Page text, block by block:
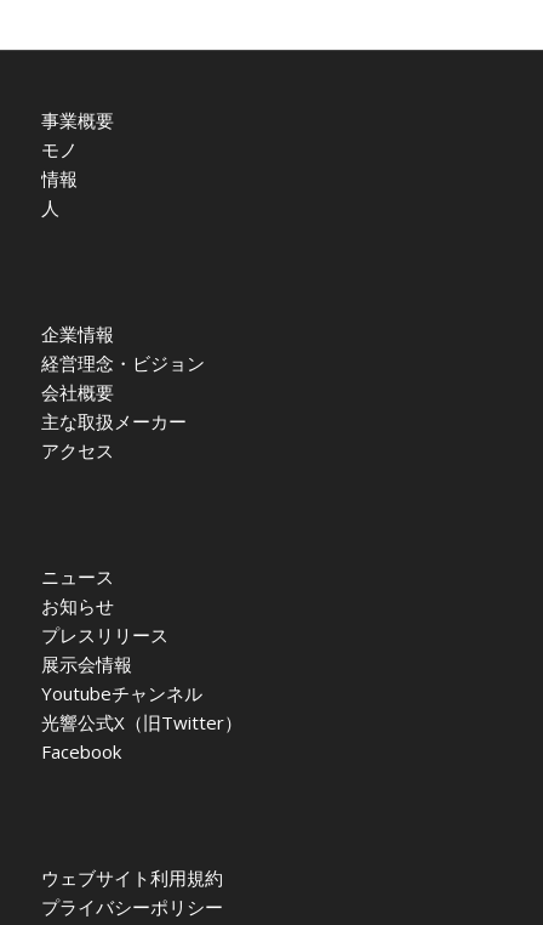
事業概要
モノ
情報
人
企業情報
経営理念・ビジョン
会社概要
主な取扱メーカー
アクセス
ニュース
お知らせ
プレスリリース
展示会情報
Youtubeチャンネル
光響公式X（旧Twitter）
Facebook
ウェブサイト利用規約
プライバシーポリシー